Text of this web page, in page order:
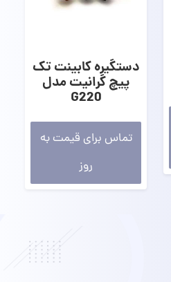
دستگیره کابینت تک
پیچ گرانیت مدل
G220
تماس برای قیمت به
روز